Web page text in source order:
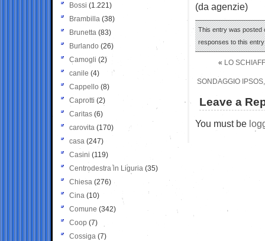
(da agenzie)
This entry was posted
responses to this
« LO
SONDAGGIO
Leave a
You must be
Bossi (1.221)
Brambilla (38)
Brunetta (83)
Burlando (26)
Camogli (2)
canile (4)
Cappello (8)
Caprotti (2)
Caritas (6)
carovita (170)
casa (247)
Casini (119)
Centrodestra in Liguria (35)
Chiesa (276)
Cina (10)
Comune (342)
Coop (7)
Cossiga (7)